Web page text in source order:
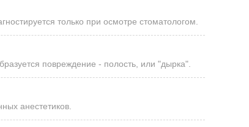
только при осмотре стоматологом.
повреждение - полость, или "дырка".
анестетиков.